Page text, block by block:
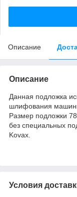
Описание
Описание
Данная подложка
шлифования
Размер подложки
без специальных
Kovax.
Условия